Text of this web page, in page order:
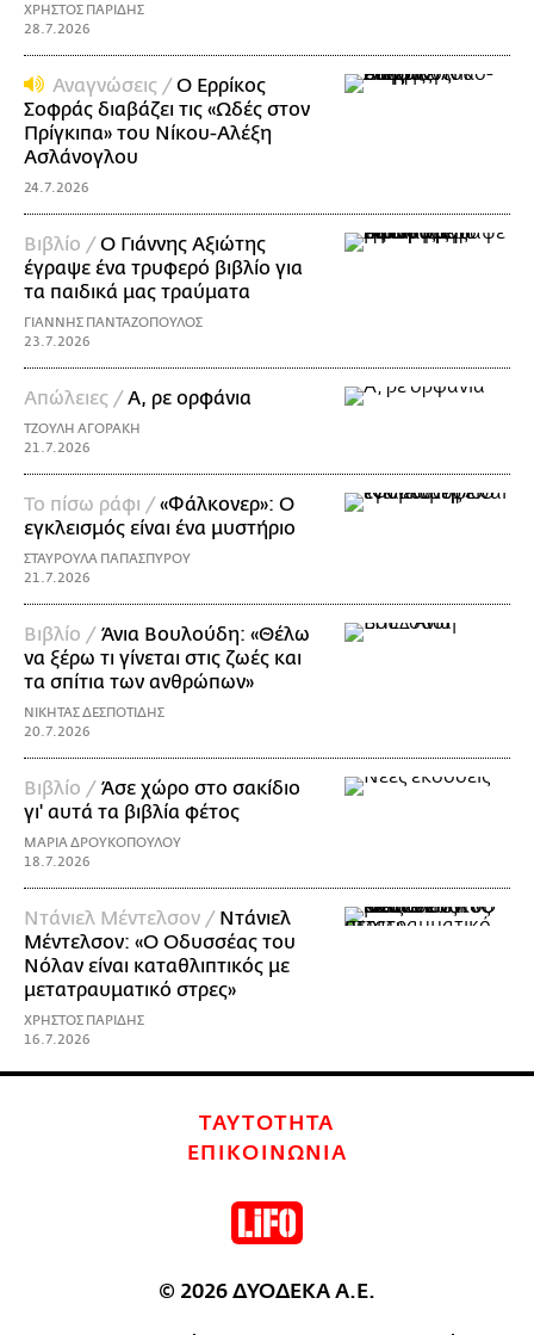
ΧΡΗΣΤΟΣ ΠΑΡΙΔΗΣ
28.7.2026
Αναγνώσεις /Ο Ερρίκος
Σοφράς διαβάζει τις «Ωδές στον
Πρίγκιπα» του Νίκoυ-Αλέξη
Ασλάνογλου
24.7.2026
Βιβλίο /Ο Γιάννης Αξιώτης
έγραψε ένα τρυφερό βιβλίο για
τα παιδικά μας τραύματα
ΓΙΑΝΝΗΣ ΠΑΝΤΑΖΟΠΟΥΛΟΣ
23.7.2026
Απώλειες /Α, ρε ορφάνια
ΤΖΟΥΛΗ ΑΓΟΡΑΚΗ
21.7.2026
Το πίσω ράφι /«Φάλκονερ»: Ο
εγκλεισμός είναι ένα μυστήριο
ΣΤΑΥΡΟΥΛΑ ΠΑΠΑΣΠΥΡΟΥ
21.7.2026
Βιβλίο / Άνια Βουλούδη: «Θέλω
να ξέρω τι γίνεται στις ζωές και
τα σπίτια των ανθρώπων»
ΝΙΚΗΤΑΣ ΔΕΣΠΟΤΙΔΗΣ
20.7.2026
Βιβλίο / Άσε χώρο στο σακίδιο
γι' αυτά τα βιβλία φέτος
ΜΑΡΙΑ ΔΡΟΥΚΟΠΟΥΛΟΥ
18.7.2026
Ντάνιελ Μέντελσον / Ντάνιελ
Μέντελσον: «Ο Οδυσσέας του
Νόλαν είναι καταθλιπτικός με
μετατραυματικό στρες»
ΧΡΗΣΤΟΣ ΠΑΡΙΔΗΣ
16.7.2026
ΤΑΥΤΟΤΗΤΑ
ΕΠΙΚΟΙΝΩΝΙΑ
© 2026 ΔΥΟΔΕΚΑ Α.Ε.